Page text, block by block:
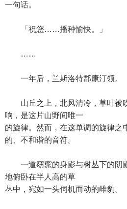
一句话。
「祝您……播种愉快。」
……
一年后，兰斯洛特郡康汀领。
山丘之上，北风清冷，草叶被
响，是这片山野间唯一
的旋律。然而，在这单调的旋律之
的、不和谐的音符。
一道窈窕的身影与树丛下的阴
地俯卧在半人高的草
丛中，宛如一头伺机而动的雌豹。